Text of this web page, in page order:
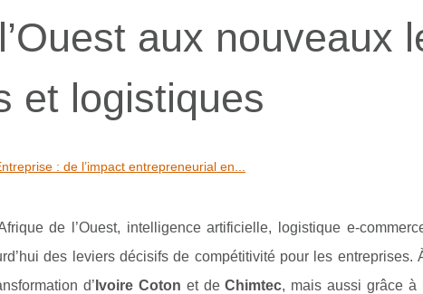
aux nouveaux
et logistiques
: de l’impact entrepreneurial en...
de l’Ouest, intelligence artificielle, logistique e-
des leviers décisifs de compétitivité pour les entreprises.
d’ Ivoire Coton et deChimtec, mais aussi grâce à